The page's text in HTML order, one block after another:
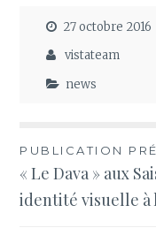
27 octobre 2016
vistateam
news
Navigation
de
PUBLICATION
« Le Dava » aux
identité visuelle à